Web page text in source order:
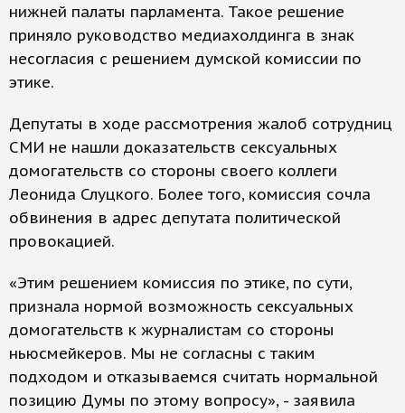
нижней палаты парламента. Такое решение
приняло руководство медиахолдинга в знак
несогласия с решением думской комиссии по
этике.
Депутаты в ходе рассмотрения жалоб сотрудниц
СМИ не нашли доказательств сексуальных
домогательств со стороны своего коллеги
Леонида Слуцкого. Более того, комиссия сочла
обвинения в адрес депутата политической
провокацией.
«Этим решением комиссия по этике, по сути,
признала нормой возможность сексуальных
домогательств к журналистам со стороны
ньюсмейкеров. Мы не согласны с таким
подходом и отказываемся считать нормальной
позицию Думы по этому вопросу», - заявила